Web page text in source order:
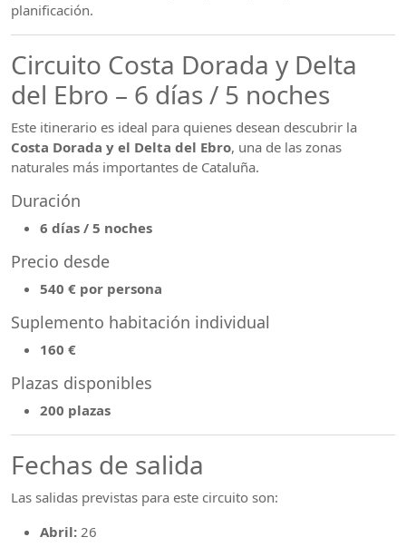
planificación.
Circuito Costa Dorada y Delta
del Ebro – 6 días / 5 noches
Este itinerario es ideal para quienes desean descubrir la
Costa Dorada y el Delta del Ebro, una de las zonas
naturales más importantes de Cataluña.
Duración
6 días / 5 noches
Precio desde
540 € por persona
Suplemento habitación individual
160 €
Plazas disponibles
200 plazas
Fechas de salida
Las salidas previstas para este circuito son:
Abril: 26